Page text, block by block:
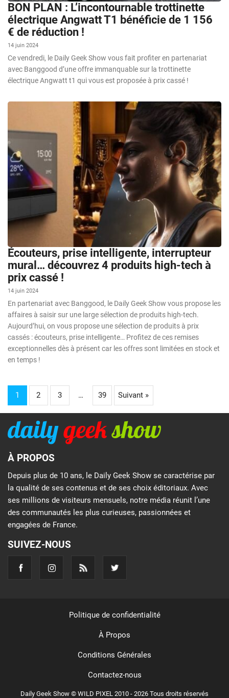
BON PLAN : L’incontournable trottinette
électrique Angwatt T1 bénéficie de 1 156
€ de réduction !
14 juin 2024
Ce vendredi, le Daily Geek Show vous fait profiter en partenariat
avec Banggood d’une offre immanquable sur la trottinette
électrique Angwatt t1 qui vous est proposée à prix cassé !
Écouteurs, prise intelligente, interrupteur
mural… découvrez 4 produits high-tech à
prix cassé !
14 juin 2024
En partenariat avec Banggood, le Daily Geek Show vous propose les
affaires à saisir sur une large sélection de produits high-tech.
Aujourd’hui, on vous propose une sélection de produits à prix
cassés : écouteurs, prise intelligente… Profitez de ces remises
exceptionnelles dès à présent car les offres sont limitées en stock et
en temps !
1 2 3 … 39 Suivant »
À PROPOS
Depuis plus de 10 ans, le Daily Geek Show se caractérise par
la qualité de ses contenus et de ses choix éditoriaux. Avec
ses millions de visiteurs mensuels, notre média réunit l’une
des communautés les plus curieuses, passionnées et
engagées de France.
SUIVEZ-NOUS
Daily Geek Show © WILD PIXEL 2010 - 2026 Tous droits réservés
Politique de confidentialité
À Propos
Conditions Générales
Contactez-nous